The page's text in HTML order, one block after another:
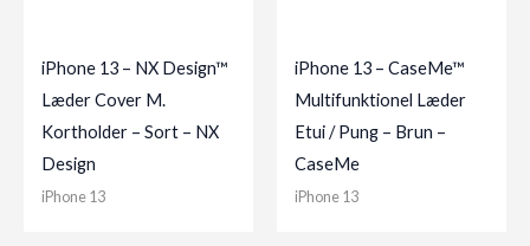
iPhone 13 – NX Design™
Læder Cover M.
Kortholder – Sort – NX
Design
iPhone 13
iPhone 13 – CaseMe™
Multifunktionel Læder
Etui / Pung – Brun –
CaseMe
iPhone 13